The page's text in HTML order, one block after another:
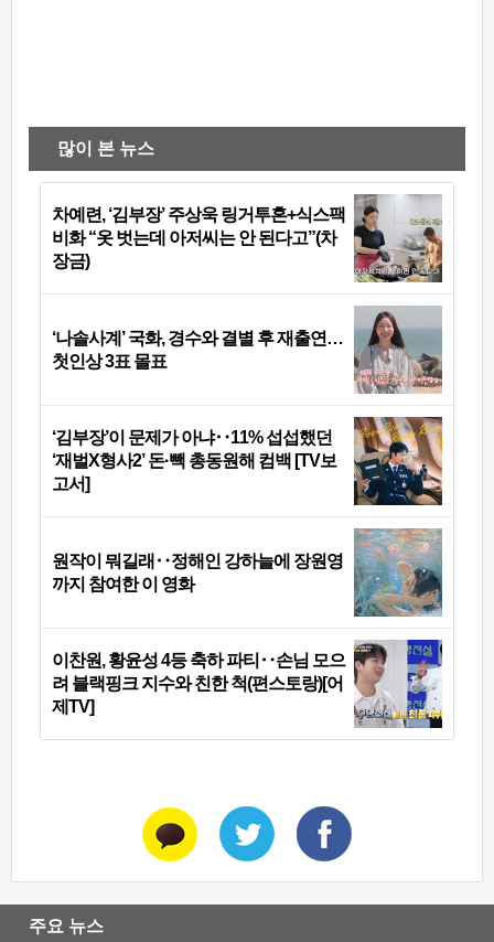
많이 본 뉴스
차예련, ‘김부장’ 주상욱 링거투혼+식스팩
비화 “옷 벗는데 아저씨는 안 된다고”(차
장금)
‘나솔사계’ 국화, 경수와 결별 후 재출연…
첫인상 3표 몰표
‘김부장’이 문제가 아냐‥11% 섭섭했던
‘재벌X형사2’ 돈·빽 총동원해 컴백 [TV보
고서]
원작이 뭐길래‥정해인 강하늘에 장원영
까지 참여한 이 영화
이찬원, 황윤성 4등 축하 파티‥손님 모으
려 블랙핑크 지수와 친한 척(편스토랑)[어
제TV]
주요 뉴스